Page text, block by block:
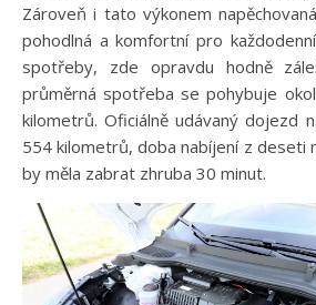
Zároveň i tato výkonem
pohodlná a komfortní pro
spotřeby, zde opravdu hodně
průměrná spotřeba se pohybuje
kilometrů. Oficiálně udávaný dojezd
554 kilometrů, doba nabíjení z deseti
by měla zabrat zhruba 30 minut.